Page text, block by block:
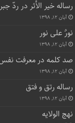
رساله خیر الأثر در ردّ
آبان ۱۲, ۱۳۹۸
نورٌ علی نور
آبان ۱۲, ۱۳۹۸
صد کلمه در معرفت
آبان ۱۲, ۱۳۹۸
رساله رتق و فتق
آبان ۱۲, ۱۳۹۸
نهج الولایه